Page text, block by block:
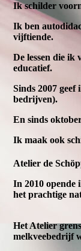
Ik schilder
Ik ben
vijftiende.
De lessen die ik
educatief.
Sinds 2007 geef
bedrijven).
En sinds
Ik maak ook
Atelier de
In 2010
het
Het Atelier
melkveebedrijf